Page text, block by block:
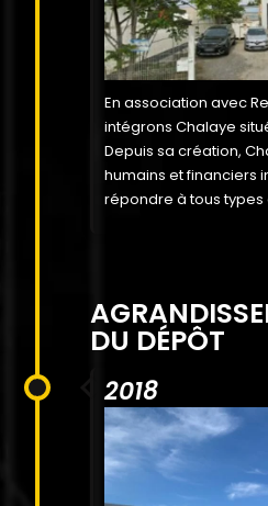
En association avec
intégrons Chalaye
Depuis sa création,
humains et financiers
répondre à tous types
DU DÉPÔT
2018